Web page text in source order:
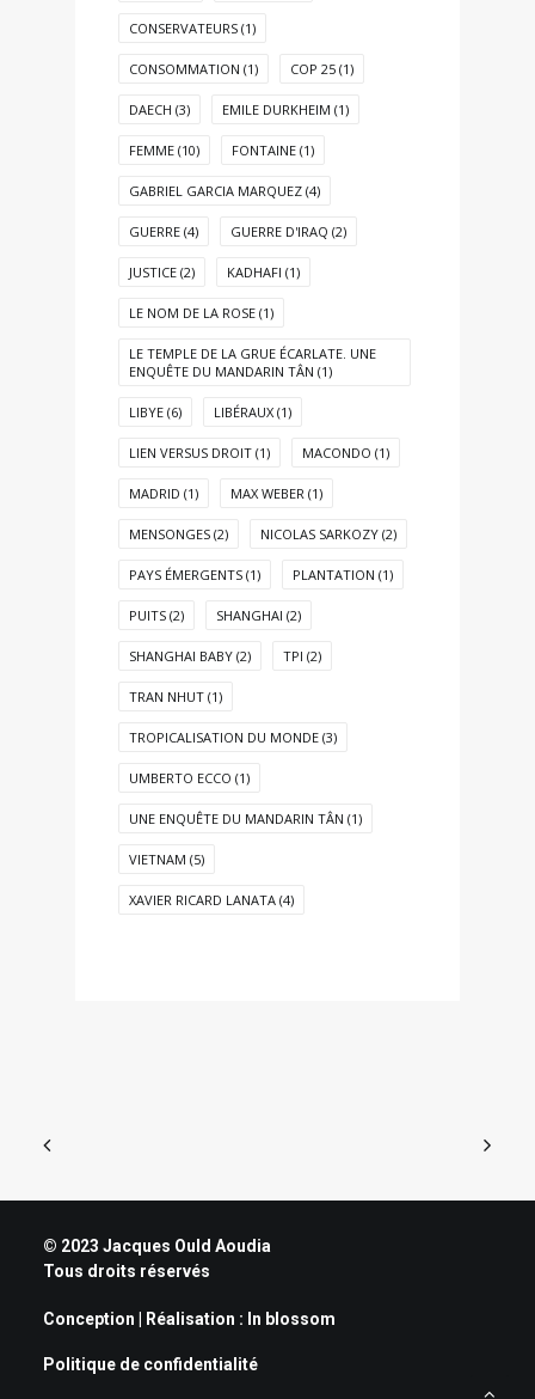
CONSERVATEURS (1)
CONSOMMATION (1) COP 25 (1)
DAECH (3) EMILE DURKHEIM (1)
FEMME (10) FONTAINE (1)
GABRIEL GARCIA MARQUEZ (4)
GUERRE (4) GUERRE D'IRAQ (2)
JUSTICE (2) KADHAFI (1)
LE NOM DE LA ROSE (1)
LE TEMPLE DE LA GRUE ÉCARLATE. UNE
ENQUÊTE DU MANDARIN TÂN (1)
LIBYE (6) LIBÉRAUX (1)
LIEN VERSUS DROIT (1) MACONDO (1)
MADRID (1) MAX WEBER (1)
MENSONGES (2) NICOLAS SARKOZY (2)
PAYS ÉMERGENTS (1) PLANTATION (1)
PUITS (2) SHANGHAI (2)
SHANGHAI BABY (2) TPI (2)
TRAN NHUT (1)
TROPICALISATION DU MONDE (3)
UMBERTO ECCO (1)
UNE ENQUÊTE DU MANDARIN TÂN (1)
VIETNAM (5)
XAVIER RICARD LANATA (4)
© 2023 Jacques Ould Aoudia
Tous droits réservés
Conception | Réalisation : In blossom
Politique de confidentialité